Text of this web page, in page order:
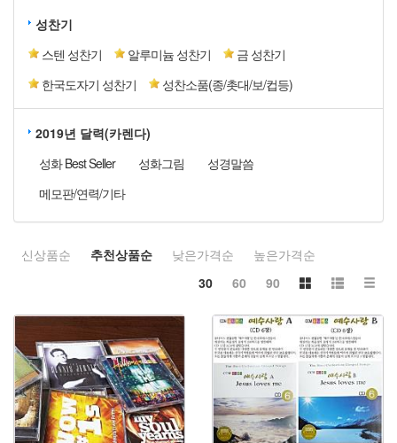
성찬기
스텐 성찬기
알루미늄 성찬기
금 성찬기
한국도자기 성찬기
성찬소품(종/촛대/보/컵등)
2019년 달력(카렌다)
성화 Best Seller
성화그림
성경말씀
메모판/연력/기타
신상품순 추천상품순 낮은가격순
높은가격순
30
60 90